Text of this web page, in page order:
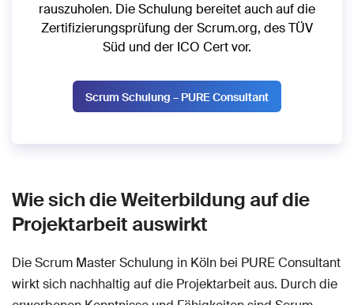
rauszuholen. Die Schulung bereitet auch auf die
Zertifizierungsprüfung der Scrum.org, des TÜV
Süd und der ICO Cert vor.
Scrum Schulung – PURE Consultant
Wie sich die Weiterbildung auf die
Projektarbeit auswirkt
Die Scrum Master Schulung in Köln bei PURE Consultant
wirkt sich nachhaltig auf die Projektarbeit aus. Durch die